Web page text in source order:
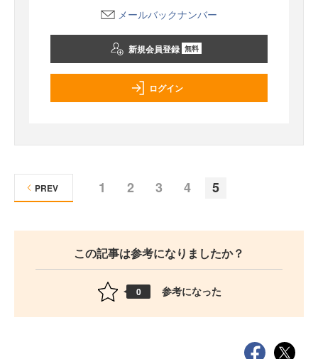
メールバックナンバー
新規会員登録 無料
ログイン
1 2 3 4 5
PREV
この記事は参考になりましたか？
0 参考になった